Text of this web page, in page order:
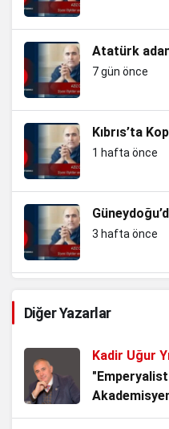
Atatürk
7 gün önce
Kıbrıs’ta
1 hafta önce
3 hafta önce
3 hafta önce
Türkiye’nin
4 hafta önce
Diğer Yazarlar
Kadir Uğur
"Emperyalist